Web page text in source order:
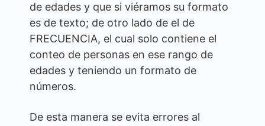
de edades y que si viéramos su formato
es de texto; de otro lado de el de
FRECUENCIA, el cual solo contiene el
conteo de personas en ese rango de
edades y teniendo un formato de
números.
De esta manera se evita errores al